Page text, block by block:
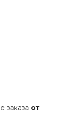
заказа от